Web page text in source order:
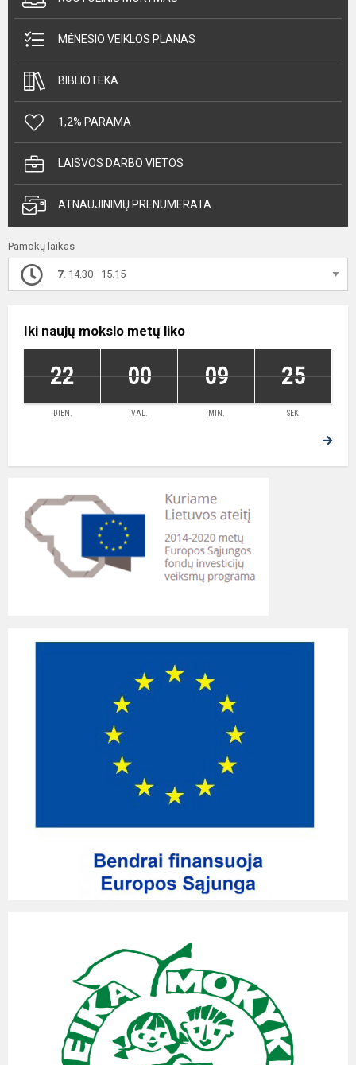
MĖNESIO VEIKLOS PLANAS
BIBLIOTEKA
1,2% PARAMA
LAISVOS DARBO VIETOS
ATNAUJINIMŲ PRENUMERATA
Pamokų laikas
7. 14.30—15.15
Iki naujų mokslo metų liko
22 00 09 24
DIEN. VAL. MIN. SEK.